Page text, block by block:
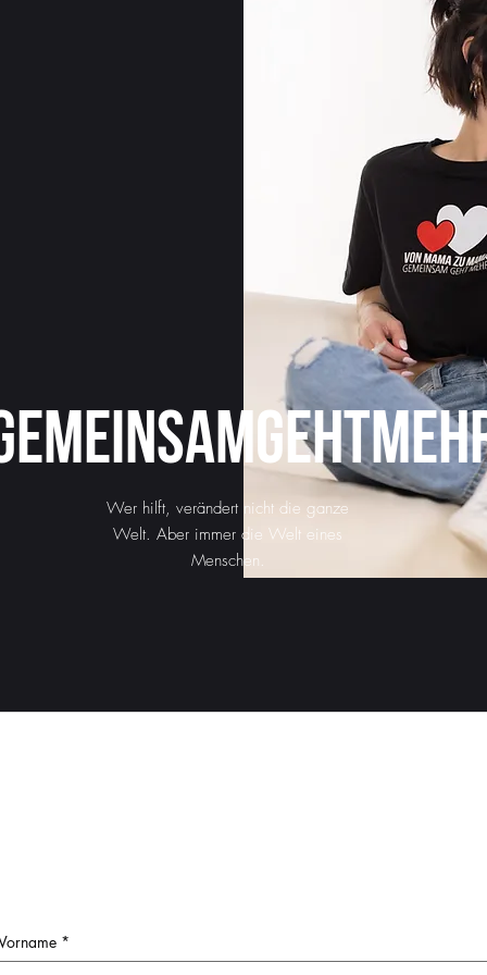
Wer hilft, verändert nicht die ganze
Welt. Aber immer die Welt eines
Menschen.
*